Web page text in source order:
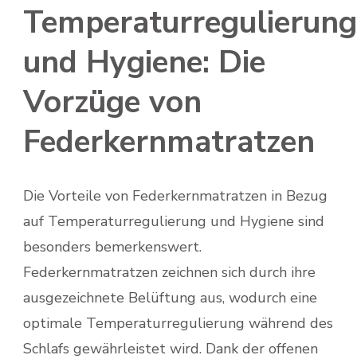
Temperaturregulierung
und Hygiene: Die
Vorzüge von
Federkernmatratzen
Die Vorteile von Federkernmatratzen in Bezug
auf Temperaturregulierung und Hygiene sind
besonders bemerkenswert.
Federkernmatratzen zeichnen sich durch ihre
ausgezeichnete Belüftung aus, wodurch eine
optimale Temperaturregulierung während des
Schlafs gewährleistet wird. Dank der offenen